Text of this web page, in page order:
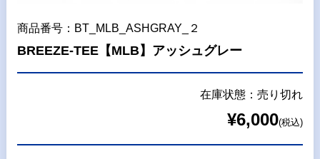
商品番号：BT_MLB_ASHGRAY_２
BREEZE-TEE【MLB】アッシュグレー
在庫状態：売り切れ
¥6,000(税込)